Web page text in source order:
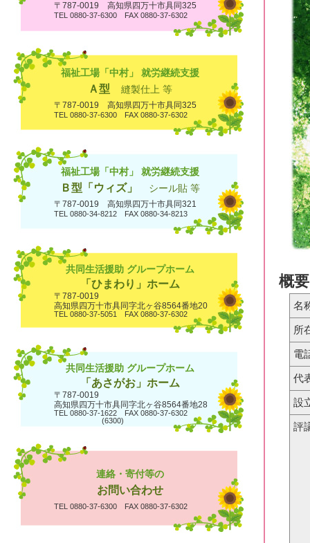
概要
名
所
電
代
設
評
〒787-0019 高知県四万十市具同325
TEL 0880-37-6300 FAX 0880-37-6302
福祉工場「中村」 就労継続支援
Ａ型 縫製仕上 等
〒787-0019 高知県四万十市具同325
TEL 0880-37-6300 FAX 0880-37-6302
福祉工場「中村」 就労継続支援
Ｂ型「ウィズ」 シール貼 等
〒787-0019 高知県四万十市具同321
TEL 0880-34-8212 FAX 0880-34-8213
共同生活援助 グループホーム
「ひまわり」ホーム
〒787-0019
高知県四万十市具同字北ヶ谷8564番地20
TEL 0880-37-5051 FAX 0880-37-6302
共同生活援助 グループホーム
「あさがお」ホーム
〒787-0019
高知県四万十市具同字北ヶ谷8564番地28
TEL 0880-37-1622 FAX 0880-37-6302
(6300)
連絡・寄付等の
お問い合わせ
TEL 0880-37-6300 FAX 0880-37-6302